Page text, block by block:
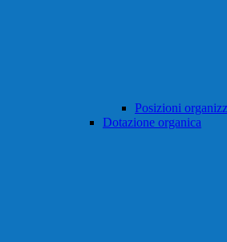
Posizioni
Dotazione organica